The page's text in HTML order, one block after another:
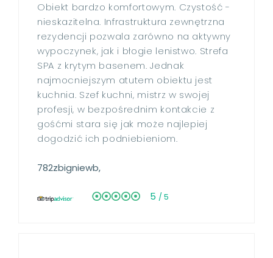
DLA BIZNESU
GALERIA
KONTAKT
PL EN DE
Obiekt bardzo komfortowym. Czystość -
nieskazitelna. Infrastruktura zewnętrzna
rezydencji pozwala zarówno na aktywny
wypoczynek, jak i błogie lenistwo. Strefa
SPA z krytym basenem. Jednak
najmocniejszym atutem obiektu jest
kuchnia. Szef kuchni, mistrz w swojej
profesji, w bezpośrednim kontakcie z
gośćmi stara się jak może najlepiej
dogodzić ich podniebieniom.
782zbigniewb,
5 / 5